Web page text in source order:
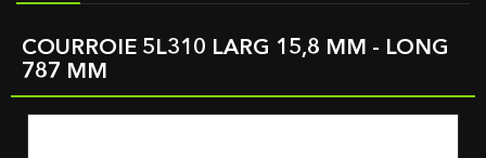
COURROIE 5L310 LARG 15,8 MM - LONG
787 MM